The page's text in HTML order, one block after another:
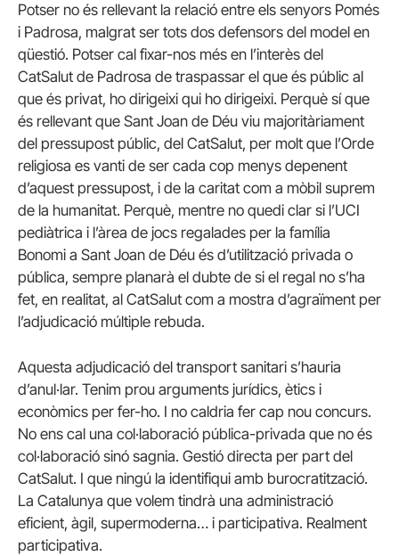
Potser no és rellevant la relació entre els senyors Pomés
i Padrosa, malgrat ser tots dos defensors del model en
qüestió. Potser cal fixar-nos més en l’interès del
CatSalut de Padrosa de traspassar el que és públic al
que és privat, ho dirigeixi qui ho dirigeixi. Perquè sí que
és rellevant que Sant Joan de Déu viu majoritàriament
del pressupost públic, del CatSalut, per molt que l’Orde
religiosa es vanti de ser cada cop menys depenent
d’aquest pressupost, i de la caritat com a mòbil suprem
de la humanitat. Perquè, mentre no quedi clar si l’UCI
pediàtrica i l’àrea de jocs regalades per la família
Bonomi a Sant Joan de Déu és d’utilització privada o
pública, sempre planarà el dubte de si el regal no s’ha
fet, en realitat, al CatSalut com a mostra d’agraïment per
l’adjudicació múltiple rebuda.
Aquesta adjudicació del transport sanitari s’hauria
d’anul·lar. Tenim prou arguments jurídics, ètics i
econòmics per fer-ho. I no caldria fer cap nou concurs.
No ens cal una col·laboració pública-privada que no és
col·laboració sinó sagnia. Gestió directa per part del
CatSalut. I que ningú la identifiqui amb burocratització.
La Catalunya que volem tindrà una administració
eficient, àgil, supermoderna… i participativa. Realment
participativa.